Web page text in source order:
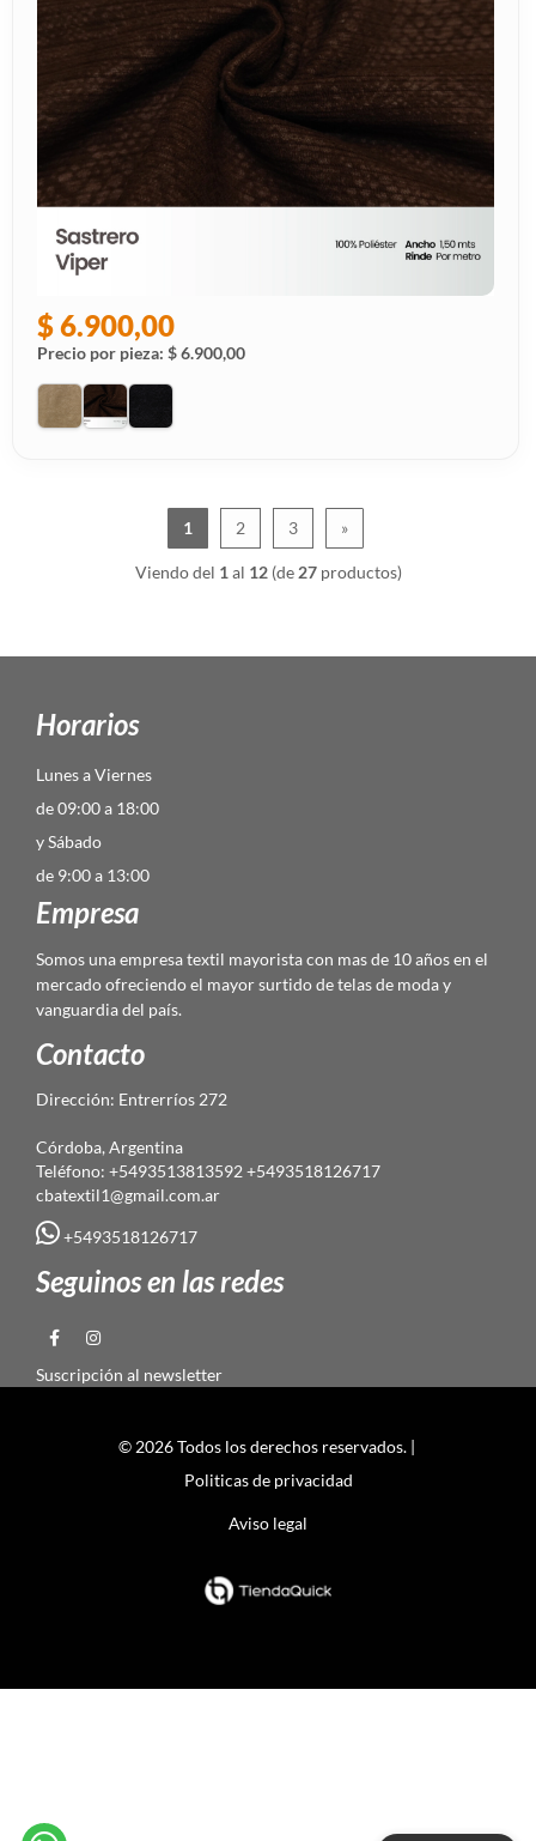
$ 6.900,00
Precio por pieza: $ 6.900,00
1 2 3 »
Viendo del 1 al 12(de 27productos)
Horarios
Lunes a Viernes
de 09:00 a 18:00
y Sábado
de 9:00 a 13:00
Empresa
Somos una empresa textil mayorista con mas de 10 años en el
mercado ofreciendo el mayor surtido de telas de moda y
vanguardia del país.
Contacto
Dirección: Entrerríos 272
Córdoba, Argentina
Teléfono: +5493513813592 +5493518126717
cbatextil1@gmail.com.ar
+5493518126717
Seguinos en las redes
Suscripción al newsletter
© 2026 Todos los derechos reservados. |
Politicas de privacidad
Aviso legal